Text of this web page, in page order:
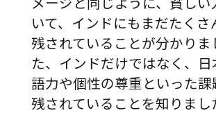
いて、インドにもまだたくさ
残されていることが分かりま
た、インドだけではなく、
語力や個性の尊重といった課
残されていることを知りまし